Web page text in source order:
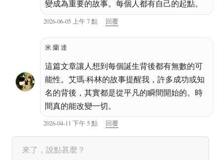
變成為重要的故事。每個人都有自己的起點。
2026-06-05 上午 7 點 回覆
米蘭達
這篇文章讓人想到每個誕生背後都有無數的可
能性。艾瑪·科林的故事提醒我，許多成功或知
名的背後，其實都是從平凡的瞬間開始的。時
間真的能改變一切。
2026-04-11 下午 5 點 回覆